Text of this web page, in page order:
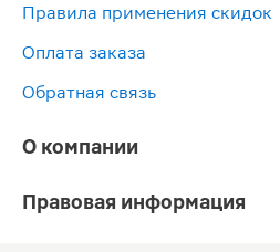
Правила применения скидок
Оплата заказа
Обратная связь
О компании
Правовая информация